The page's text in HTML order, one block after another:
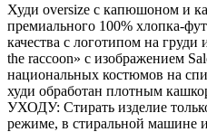
Худи oversize с капюшоном и
премиального 100% хлопка-
качества с логотипом на груди
the raccoon» с изображением
национальных костюмов на
худи обработан плотным
УХОДУ: Стирать изделие
режиме, в стиральной машине